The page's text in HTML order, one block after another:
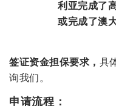
利亚完成了
或完成了澳
签证资金担保要求， 具
询我们。
申请流程：